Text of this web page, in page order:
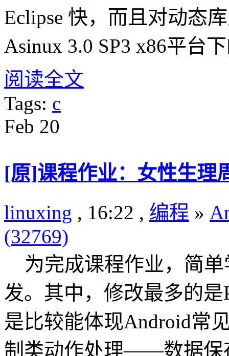
Eclipse 快，而且对动态
Asinux 3.0 SP3 x86平台
阅读全文
Tags: c
Feb 20
[原]课程作业：女性生理
linuxing , 16:22 , 编程 »
(32769)
为完成课程作业，简单
发。其中，修改最多的是
是比较能体现Android
制类动作处理——数据保